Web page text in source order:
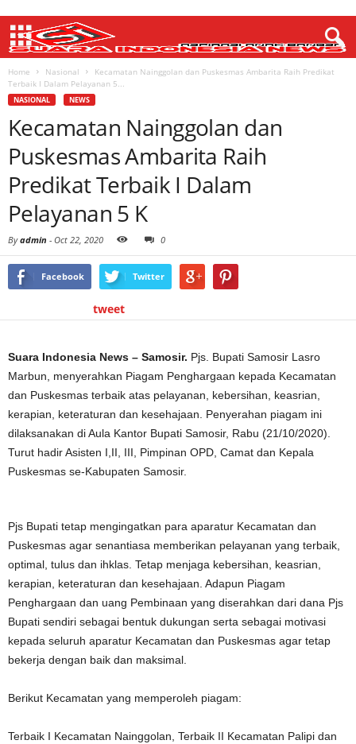
Home Nasional
Kecamatan Nainggolan dan Puskesmas Ambarita Raih Predikat
Terbaik I Dalam Pelayanan 5...
NASIONAL NEWS
Kecamatan Nainggolan dan
Puskesmas Ambarita Raih
Predikat Terbaik I Dalam
Pelayanan 5 K
Byadmin - Oct 22, 2020 0
Facebook Twitter
tweet
Suara Indonesia News – Samosir. Pjs. Bupati Samosir Lasro
Marbun, menyerahkan Piagam Penghargaan kepada Kecamatan
dan Puskesmas terbaik atas pelayanan, kebersihan, keasrian,
kerapian, keteraturan dan kesehajaan. Penyerahan piagam ini
dilaksanakan di Aula Kantor Bupati Samosir, Rabu (21/10/2020).
Turut hadir Asisten I,II, III, Pimpinan OPD, Camat dan Kepala
Puskesmas se-Kabupaten Samosir.
Pjs Bupati tetap mengingatkan para aparatur Kecamatan dan
Puskesmas agar senantiasa memberikan pelayanan yang terbaik,
optimal, tulus dan ihklas. Tetap menjaga kebersihan, keasrian,
kerapian, keteraturan dan kesehajaan. Adapun Piagam
Penghargaan dan uang Pembinaan yang diserahkan dari dana Pjs
Bupati sendiri sebagai bentuk dukungan serta sebagai motivasi
kepada seluruh aparatur Kecamatan dan Puskesmas agar tetap
bekerja dengan baik dan maksimal.
Berikut Kecamatan yang memperoleh piagam:
Terbaik I Kecamatan Nainggolan, Terbaik II Kecamatan Palipi dan